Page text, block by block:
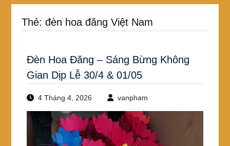
Thẻ: đèn hoa đăng Việt Nam
Đèn Hoa Đăng – Sáng Bừng Không
Gian Dịp Lễ 30/4 & 01/05
4 Tháng 4, 2026 vanpham